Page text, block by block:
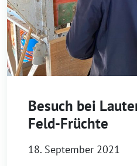
Besuch bei
Feld-Früchte
18. September 2021